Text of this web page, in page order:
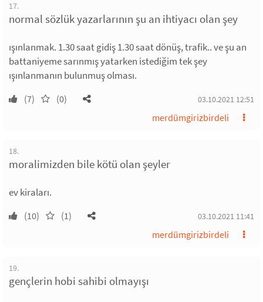
17.
normal sözlük yazarlarının şu an ihtiyacı olan şey
ışınlanmak. 1.30 saat gidiş 1.30 saat dönüş, trafik.. ve şu an
battaniyeme sarınmış yatarken istediğim tek şey
ışınlanmanın bulunmuş olması.
(7) (0) 03.10.2021 12:51
merdümgirizbirdeli
18.
moralimizden bile kötü olan şeyler
ev kiraları.
(10) (1) 03.10.2021 11:41
merdümgirizbirdeli
19.
gençlerin hobi sahibi olmayışı